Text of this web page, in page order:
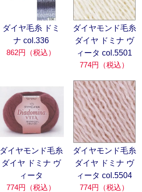
ダイヤ毛糸 ドミ
ナ col.336
862円（税込）
ダイヤモンド毛糸
ダイヤ ドミナ ヴ
ィータ col.5501
774円（税込）
ダイヤモンド毛糸
ダイヤ ドミナ ヴ
ィータ
774円（税込）
ダイヤモンド毛糸
ダイヤ ドミナ ヴ
ィータ col.5504
774円（税込）